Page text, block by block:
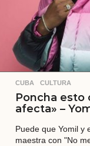
CUBA ,CULTURA
Poncha esto
afecta» –
Puede que Yomil y
maestra con "No